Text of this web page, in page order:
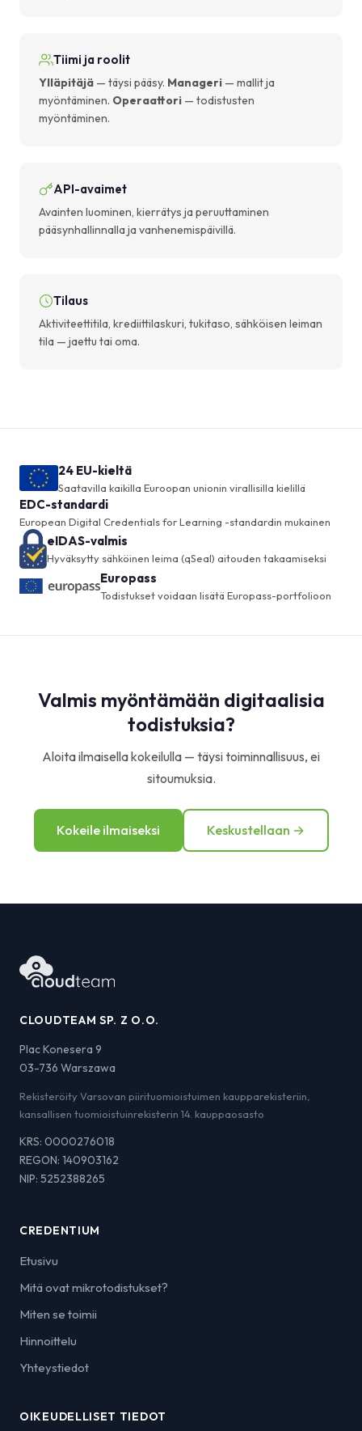
Tiimi ja roolit
Ylläpitäjä — täysi pääsy. Manageri — mallit ja
myöntäminen. Operaattori — todistusten
myöntäminen.
API-avaimet
Avainten luominen, kierrätys ja peruuttaminen
pääsynhallinnalla ja vanhenemispäivillä.
Tilaus
Aktiviteettitila, krediittilaskuri, tukitaso, sähköisen leiman
tila — jaettu tai oma.
24 EU-kieltä
Saatavilla kaikilla Euroopan unionin virallisilla kielillä
EDC-standardi
European Digital Credentials for Learning -standardin mukainen
eIDAS-valmis
Hyväksytty sähköinen leima (qSeal) aitouden takaamiseksi
Europass
Todistukset voidaan lisätä Europass-portfolioon
Valmis myöntämään digitaalisia
todistuksia?
Aloita ilmaisella kokeilulla — täysi toiminnallisuus, ei
sitoumuksia.
Kokeile ilmaiseksi Keskustellaan →
CLOUDTEAM SP. Z O.O.
Plac Konesera 9
03-736 Warszawa
Rekisteröity Varsovan piirituomioistuimen kaupparekisteriin,
kansallisen tuomioistuinrekisterin 14. kauppaosasto
KRS: 0000276018
REGON: 140903162
NIP: 5252388265
CREDENTIUM
Etusivu
Mitä ovat mikrotodistukset?
Miten se toimii
Hinnoittelu
Yhteystiedot
OIKEUDELLISET TIEDOT